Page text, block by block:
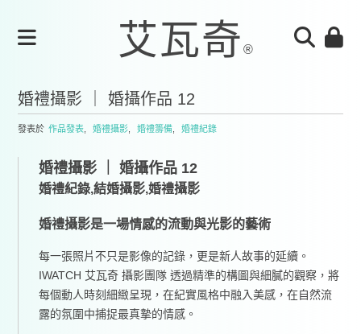
婚禮攝影 ｜ 婚攝作品 12
發表於 作品發表 婚禮攝影 婚禮籌備 婚禮紀錄
婚禮攝影 ｜ 婚攝作品 12
婚禮紀錄,結婚攝影,婚禮攝影
婚禮攝影是一場情感的流動與光影的藝術
每一張照片不只是影像的記錄，更是新人故事的延續。
IWATCH 艾瓦奇 攝影團隊 透過精準的構圖與細膩的觀察，將
每個動人時刻細緻呈現，在紀實風格中融入美感，在自然流
露的氛圍中捕捉最真摯的情感。